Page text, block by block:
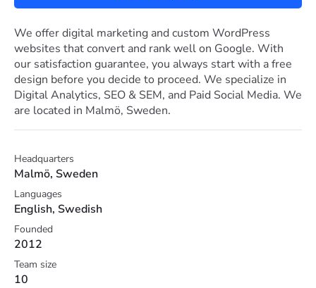
We offer digital marketing and custom WordPress
websites that convert and rank well on Google. With
our satisfaction guarantee, you always start with a free
design before you decide to proceed. We specialize in
Digital Analytics, SEO & SEM, and Paid Social Media. We
are located in Malmö, Sweden.
Headquarters
Malmö, Sweden
Languages
English, Swedish
Founded
2012
Team size
10